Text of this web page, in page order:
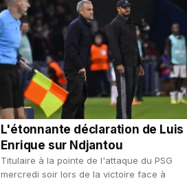
L'étonnante déclaration de Luis
Enrique sur Ndjantou
Titulaire à la pointe de l'attaque du PSG
mercredi soir lors de la victoire face à